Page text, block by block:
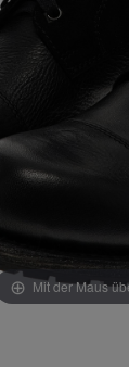
Mit der Maus